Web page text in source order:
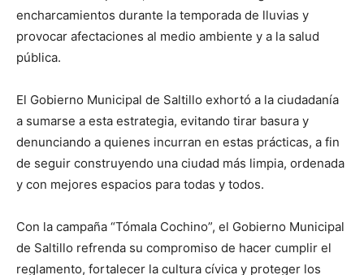
encharcamientos durante la temporada de lluvias y
provocar afectaciones al medio ambiente y a la salud
pública.
El Gobierno Municipal de Saltillo exhortó a la ciudadanía
a sumarse a esta estrategia, evitando tirar basura y
denunciando a quienes incurran en estas prácticas, a fin
de seguir construyendo una ciudad más limpia, ordenada
y con mejores espacios para todas y todos.
Con la campaña “Tómala Cochino”, el Gobierno Municipal
de Saltillo refrenda su compromiso de hacer cumplir el
reglamento, fortalecer la cultura cívica y proteger los